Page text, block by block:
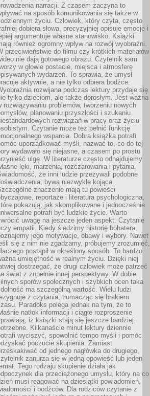
narracji. Z czasem zaczyna to
na sposób komunikowania się także w
życiu. Człowiek, który czyta, często
dobiera słowa, precyzyjniej opisuje emocje i
argumentuje własne stanowisko. Książki
również ogromny wpływ na rozwój wyobraźni.
przeciwieństwie do filmu czy krótkich materiałów
nie dają gotowego obrazu. Czytelnik sam
w głowie postacie, miejsca i atmosferę
wydarzeń. To sprawia, że umysł
aktywnie, a nie tylko odbiera bodźce.
rozwijana podczas lektury przydaje się
tylko dzieciom, ale także dorosłym. Jest ważna
rozwiązywaniu problemów, tworzeniu nowych
planowaniu przyszłości i szukaniu
rozwiązań w pracy oraz życiu
Czytanie może też pełnić funkcję
wsparcia. Dobra książka potrafi
uporządkować myśli, nazwać to, co do tej
wydawało się niejasne, a czasem po prostu
ulgę. W literaturze często odnajdujemy
lęki, marzenia, rozczarowania i pytania.
że inni ludzie przeżywali podobne
bywa niezwykle kojąca.
znaczenie mają tu powieści
reportaże i literatura psychologiczna,
pokazują, jak skomplikowane i jednocześnie
potrafi być ludzkie życie. Warto
uwagę na jeszcze jeden aspekt. Czytanie
empatii. Kiedy śledzimy historię bohatera,
jego motywacje, obawy i wybory. Nawet
się z nim nie zgadzamy, próbujemy zrozumieć,
postąpił w określony sposób. To bardzo
umiejętność w realnym życiu. Dzięki niej
dostrzegać, że drugi człowiek może patrzeć
świat z zupełnie innej perspektywy. W dobie
sporów społecznych i szybkich ocen taka
ma szczególną wartość. Wielu ludzi
z czytania, tłumacząc się brakiem
Paradoks polega jednak na tym, że to
natłok informacji i ciągłe rozproszenie
iż książki stają się jeszcze bardziej
Kilkanaście minut lektury dziennie
wyciszyć, spowolnić tempo myśli i pomóc
poczucie skupienia. Zamiast
od jednego nagłówka do drugiego,
zanurza się w jedną opowieść lub jeden
Tego rodzaju skupienie działa jak
dla przeciążonego umysłu, który na co
musi reagować na dziesiątki powiadomień,
i bodźców. Dla rodziców czytanie z